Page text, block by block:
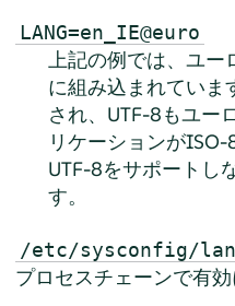
LANG=en_IE@euro
上記の例では、ユー
に組み込まれていま
され、UTF-8もユー
リケーションがISO-
UTF-8をサポートし
す。
/etc/sysconfig/
プロセスチェーンで有効